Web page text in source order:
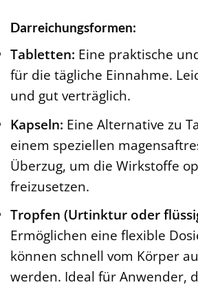
Darreichungsformen:
Tabletten: Eine praktische
für die tägliche Einnahme.
und gut verträglich.
Kapseln: Eine Alternative zu
einem speziellen
Überzug, um die Wirkstoffe
freizusetzen.
Tropfen (Urtinktur oder
Ermöglichen eine flexible
können schnell vom Körper
werden. Ideal für Anwender,